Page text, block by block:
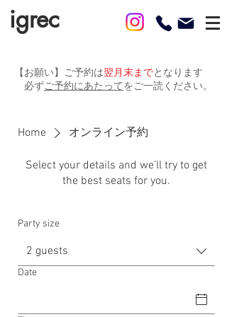
igrec
【お願い】ご予約は翌月末までとなります
​ 必ずご予約にあたってをご一読ください。
Home オンライン予約
Select your details and we’ll try to get
the best seats for you.
Party size
2 guests
Date